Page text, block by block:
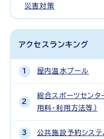
災害対策
アクセスランキング
屋内温水プール
総合スポーツセン
用料・利用方法等）
公共施設予約システ